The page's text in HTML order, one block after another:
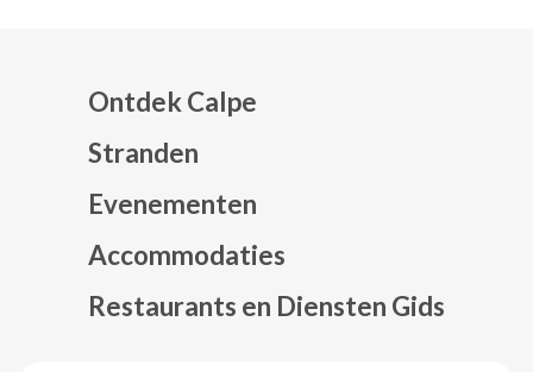
Ontdek Calpe
Stranden
Evenementen
Accommodaties
Restaurants en Diensten Gids